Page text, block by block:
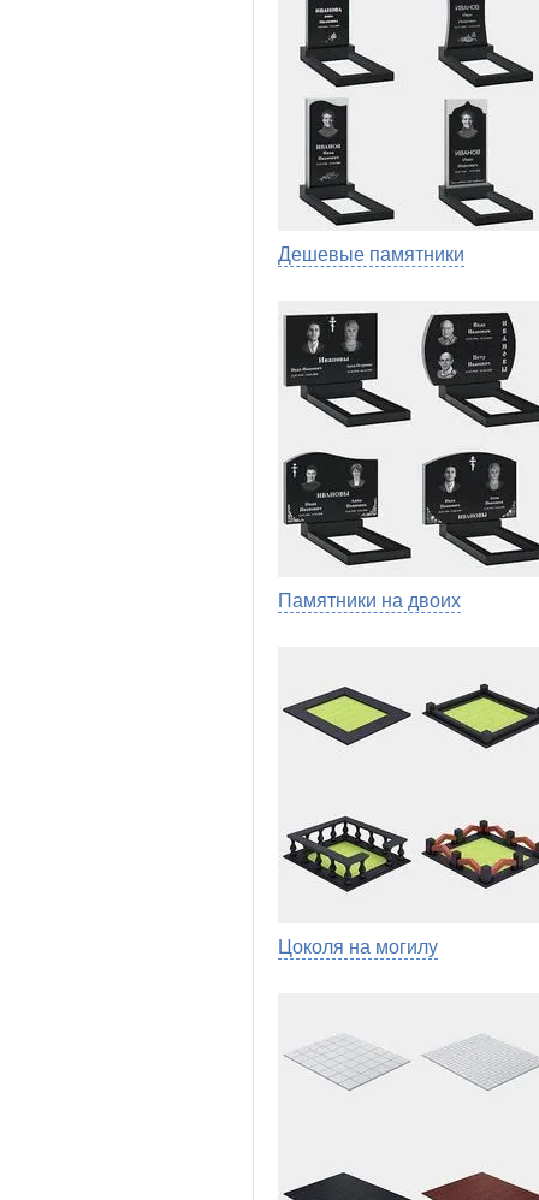
Дешевые памятники
Памятники на двоих
Цоколя на могилу